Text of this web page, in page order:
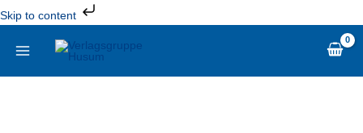
Skip to content
Inhalt
springen